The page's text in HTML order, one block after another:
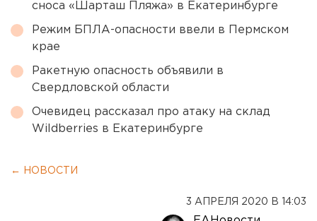
сноса «Шарташ Пляжа» в Екатеринбурге
Режим БПЛА-опасности ввели в Пермском
крае
Ракетную опасность объявили в
Свердловской области
Очевидец рассказал про атаку на склад
Wildberries в Екатеринбурге
← НОВОСТИ
3 АПРЕЛЯ 2020 В 14:03